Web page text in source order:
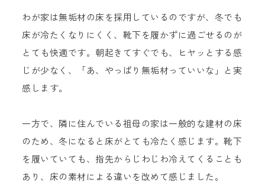
わが家は無垢材の床を採用しているのですが、冬でも
床が冷たくなりにくく、靴下を履かずに過ごせるのが
とても快適です。朝起きてすぐでも、ヒヤッとする感
じが少なく、「あ、やっぱり無垢材っていいな」と実
感します。
一方で、隣に住んでいる祖母の家は一般的な建材の床
のため、冬になると床がとても冷たく感じます。靴下
を履いていても、指先からじわじわ冷えてくることも
あり、床の素材による違いを改めて感じました。